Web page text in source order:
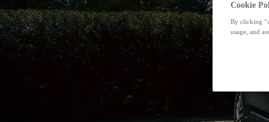
Cookie
By clicking
usage, and